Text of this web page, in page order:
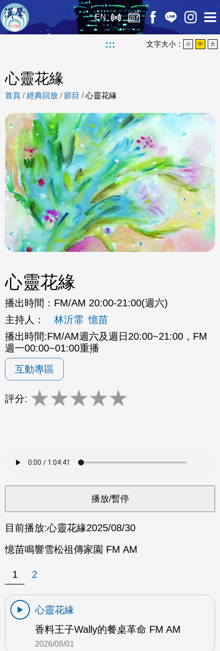
EN
::: 文字大小： 小 中 大
心靈花緣
首頁 /經典回放 /節目 /心靈花緣
心靈花緣
播出時間： FM/AM 20:00-21:00(週六)
主持人：
林沂霏 憶苗
播出時間:FM/AM週六及週日20:00~21:00，FM
週一00:00~01:00重播
互動專區
評分: ★★★★★
目前播放:心靈花緣2025/08/30
憶苗鳴響雪松祖傳家園 FM AM
1 2
心靈花緣
香料王子Wally的餐桌革命 FM AM
2026/08/01